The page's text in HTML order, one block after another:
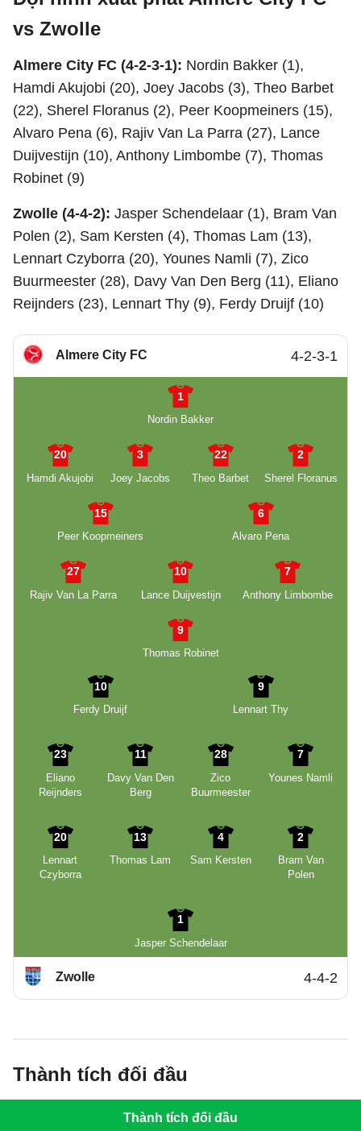
vs Zwolle
Almere City FC (4-2-3-1): Nordin Bakker (1),
Hamdi Akujobi (20), Joey Jacobs (3), Theo Barbet
(22), Sherel Floranus (2), Peer Koopmeiners (15),
Alvaro Pena (6), Rajiv Van La Parra (27), Lance
Duijvestijn (10), Anthony Limbombe (7), Thomas
Robinet (9)
Zwolle (4-4-2): Jasper Schendelaar (1), Bram Van
Polen (2), Sam Kersten (4), Thomas Lam (13),
Lennart Czyborra (20), Younes Namli (7), Zico
Buurmeester (28), Davy Van Den Berg (11), Eliano
Reijnders (23), Lennart Thy (9), Ferdy Druijf (10)
Almere City FC 4-2-3-1
1
Nordin Bakker
20
Hamdi Akujobi
3
Joey Jacobs
22
Theo Barbet
2
Sherel Floranus
15
Peer Koopmeiners
6
Alvaro Pena
27
Rajiv Van La Parra
10
Lance Duijvestijn
7
Anthony Limbombe
9
Thomas Robinet
10
Ferdy Druijf
9
Lennart Thy
23
Eliano
Reijnders
11
Davy Van Den
Berg
28
Zico
Buurmeester
7
Younes Namli
20
Lennart
Czyborra
13
Thomas Lam
4
Sam Kersten
2
Bram Van
Polen
1
Jasper Schendelaar
Zwolle 4-4-2
Thành tích đối đầu
Thành tích đối đầu